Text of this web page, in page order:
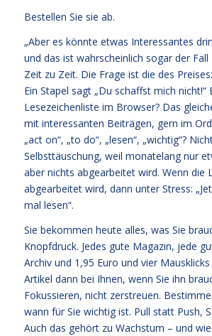
Bestellen Sie sie ab.
„Aber es könnte etwas Interessantes
und das ist wahrscheinlich sogar der
Zeit zu Zeit. Die Frage ist die des
Ein Stapel sagt „Du schaffst mich nicht!“
Lesezeichenliste im Browser? Das
mit interessanten Beiträgen, gern im
„act on“, „to do“, „lesen“, „wichtig“?
Selbsttäuschung, weil monatelang nur
aber nichts abgearbeitet wird. Wenn die
abgearbeitet wird, dann unter Stress:
mal lesen“.
Sie bekommen heute alles, was Sie
Knopfdruck. Jedes gute Magazin, jede
Archiv und 1,95 Euro und vier
Artikel dann bei Ihnen, wenn Sie ihn
Fokussieren, nicht zerstreuen.
wann für Sie wichtig ist. Pull statt Push,
Auch das gehört zu Wachstum – und